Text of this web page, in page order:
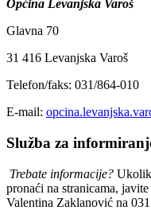
Općina Levanjska Varoš
Glavna 70
31 416 Levanjska Varoš
Telefon/faks: 031/864-010
E-mail:
Služba za
Trebate informacije?
pronaći na stranicama,
Valentina Zaklanović na